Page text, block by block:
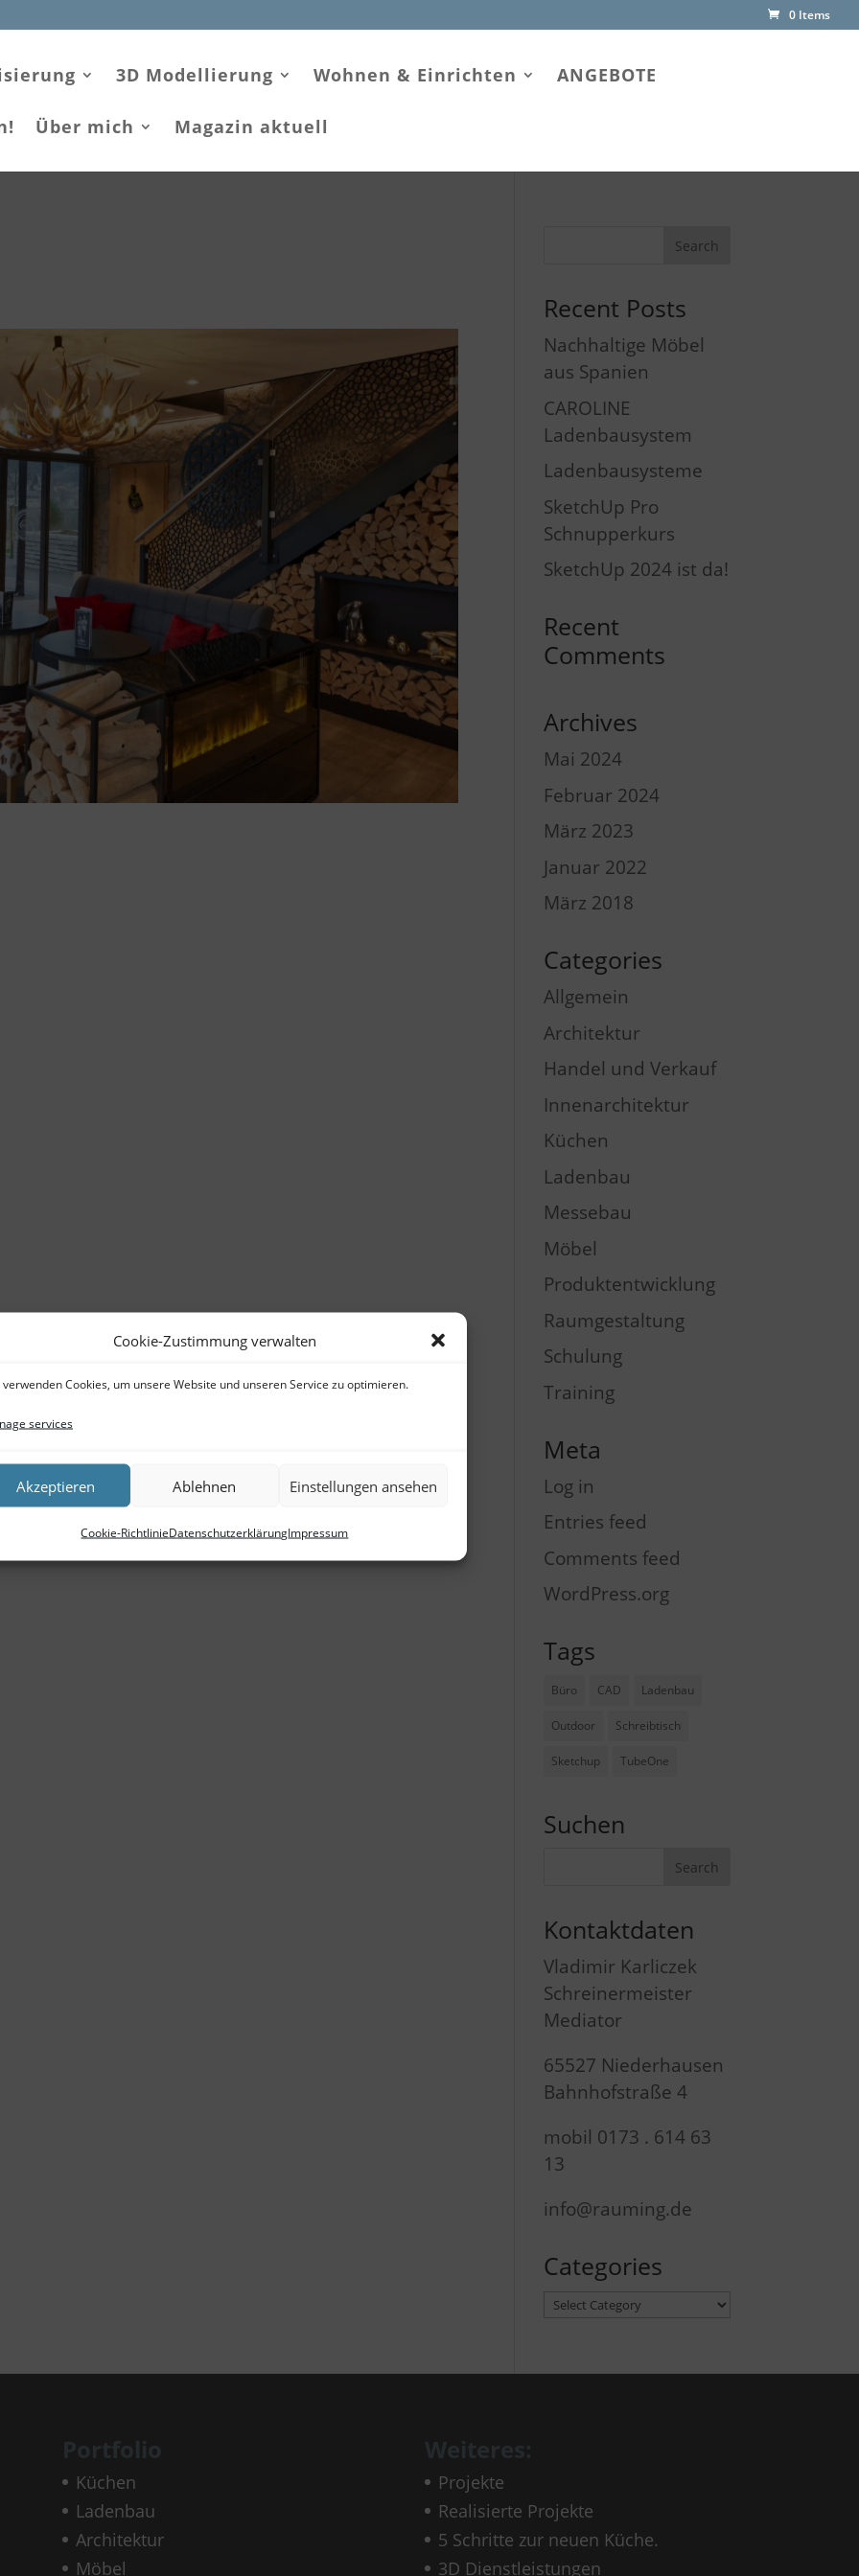
Cookie-Zustimmung verwalten
verwenden Cookies, um unsere Website und unseren Service zu optimieren.
services
Akzeptieren Ablehnen Einstellungen ansehen
Cookie-RichtlinieDatenschutzerklärungImpressum
0 Items
3D Modellierung Wohnen & Einrichten ANGEBOTE
Über mich Magazin aktuell
Recent Posts
Nachhaltige Möbel
aus Spanien
CAROLINE
Ladenbausystem
Ladenbausysteme
SketchUp Pro
Schnupperkurs
SketchUp 2024 ist da!
Recent
Comments
Archives
Mai 2024
Februar 2024
März 2023
Januar 2022
März 2018
Categories
Allgemein
Architektur
Handel und Verkauf
Innenarchitektur
Küchen
Ladenbau
Messebau
Möbel
Produktentwicklung
Raumgestaltung
Schulung
Training
Meta
Log in
Entries feed
Comments feed
WordPress.org
Tags
Büro CAD Ladenbau
Outdoor Schreibtisch
Sketchup TubeOne
Suchen
Kontaktdaten
Vladimir Karliczek
Schreinermeister
Mediator
65527 Niederhausen
Bahnhofstraße 4
mobil 0173 . 614 63
13
info@rauming.de
Categories
Categories
Küchen
Ladenbau
Architektur
Möbel
Projekte
Realisierte Projekte
5 Schritte zur neuen Küche.
3D Dienstleistungen